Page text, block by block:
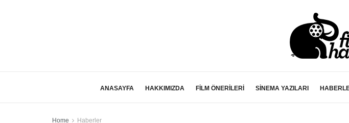
ANASAYFA HAKKIMIZDA FİLM ÖNERİLERİ SİNEMA YAZILARI
Home Haberler